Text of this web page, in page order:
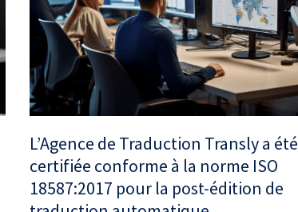
L’Agence de Traduction Transly a été
certifiée conforme à la norme ISO
18587:2017 pour la post-édition de